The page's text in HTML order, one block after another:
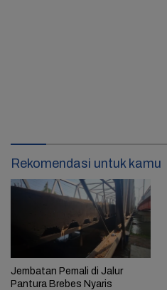
Rekomendasi untuk kamu
Jembatan Pemali di Jalur
Pantura Brebes Nyaris